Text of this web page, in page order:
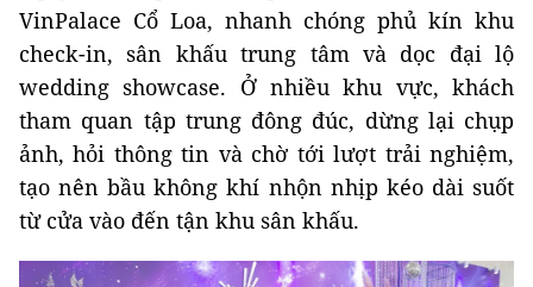
VinPalace Cổ Loa, nhanh chóng phủ kín khu
check-in, sân khấu trung tâm và dọc đại lộ
wedding showcase. Ở nhiều khu vực, khách
tham quan tập trung đông đúc, dừng lại chụp
ảnh, hỏi thông tin và chờ tới lượt trải nghiệm,
tạo nên bầu không khí nhộn nhịp kéo dài suốt
từ cửa vào đến tận khu sân khấu.